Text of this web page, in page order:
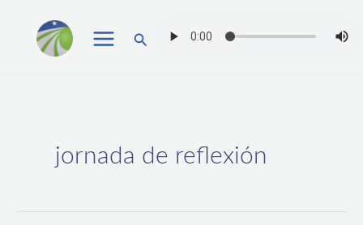
Buscar
jornada de reflexión